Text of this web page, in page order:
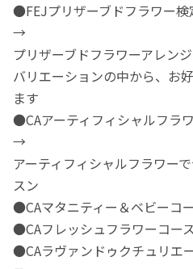
●FEJプリザーブドフラワー検
→
プリザーブドフラワーアレン
バリエーションの中から、お
ます
●CAアーティフィシャルフラ
→
アーティフィシャルフラワー
スン
●CAマタニティー＆ベビーコ
●CAフレッシュフラワーコー
●CAラヴァンドゥクチュリエ